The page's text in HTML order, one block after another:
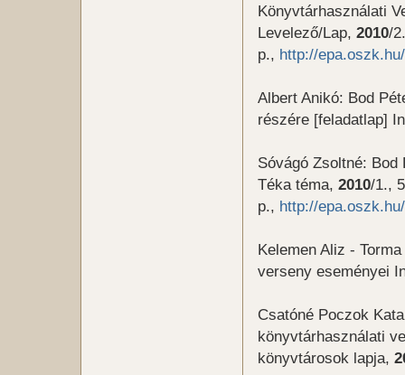
Könyvtárhasználati
Levelező/Lap,2010/
p., http://
Albert Anikó: Bod
részére [feladatlap]
Sóvágó Zsoltné:
Téka téma,2010/1.,
p., http://
Kelemen Aliz -
verseny eseményei
Csatóné Poczok
könyvtárhasználati
könyvtárosok lapja,